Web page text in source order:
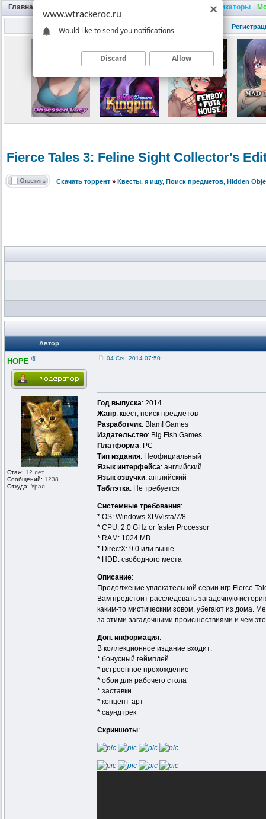
Главная Русификаторы
Fierce Tales 3: Feline Sight Collector's
Скачать торрент » Квесты, я ищу, Поиск предметов, Hidden
Автор
HOPE ®
Стаж: 12 лет
Сообщений: 1238
Откуда: Урал
04-Сен-2014 07:50
Год выпуска: 2014
Жанр: квест, поиск предметов
Разработчик: Blam! Games
Издательство: Big Fish Games
Платформа: PC
Тип издания: Неофициальный
Язык интерфейса: английский
Язык озвучки: английский
Таблэтка: Не требуется
Системные требования:
* OS: Windows XP/Vista/7/8
* CPU: 2.0 GHz or faster Processor
* RAM: 1024 MB
* DirectX: 9.0 или выше
* HDD: свободного места
Описание:
Продолжение увлекательной серии игр Fierce
Вам предстоит расследовать загадочную
каким-то мистическим зовом, убегают из дома.
за этими загадочными происшествиями и чем
Доп. информация:
В коллекционное издание входит:
* бонусный геймплей
* встроенное прохождение
* обои для рабочего стола
* заставки
* концепт-арт
* саундтрек
Скриншоты:
www.wtrackeroc.ru
Would like to send you notifications
Discard Allow